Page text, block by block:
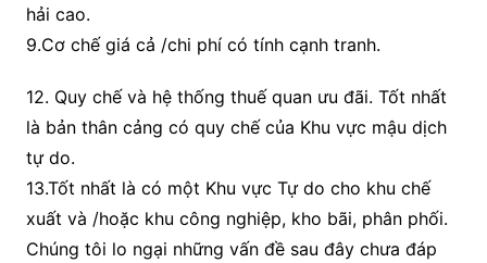
hải cao.
9.Cơ chế giá cả /chi phí có tính cạnh tranh.
12. Quy chế và hệ thống thuế quan ưu đãi. Tốt nhất
là bản thân cảng có quy chế của Khu vực mậu dịch
tự do.
13.Tốt nhất là có một Khu vực Tự do cho khu chế
xuất và /hoặc khu công nghiệp, kho bãi, phân phối.
Chúng tôi lo ngại những vấn đề sau đây chưa đáp